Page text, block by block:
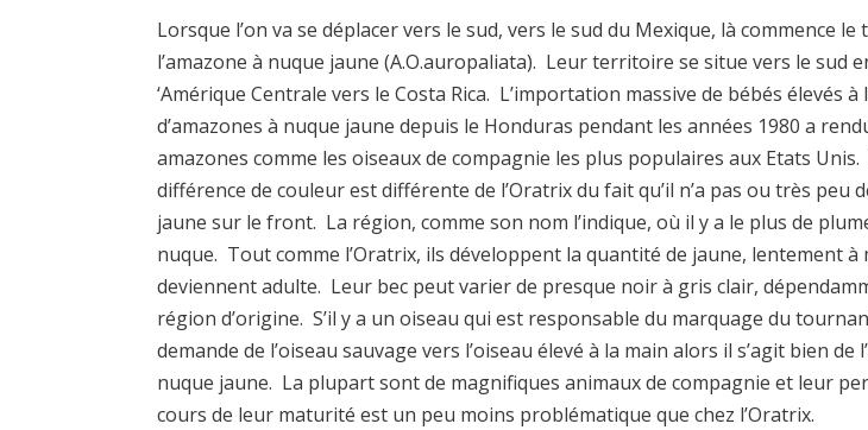
Lorsque l’on va se déplacer vers le sud, vers le sud du Mexique, là commence
l’amazone à nuque jaune (A.O.auropaliata). Leur territoire se situe vers le sud
‘Amérique Centrale vers le Costa Rica. L’importation massive de bébés élevés à
d’amazones à nuque jaune depuis le Honduras pendant les années 1980 a
amazones comme les oiseaux de compagnie les plus populaires aux Etats
différence de couleur est différente de l’Oratrix du fait qu’il n’a pas ou très peu
jaune sur le front. La région, comme son nom l’indique, où il y a le plus de
nuque. Tout comme l’Oratrix, ils développent la quantité de jaune, lentement à
deviennent adulte. Leur bec peut varier de presque noir à gris clair,
région d’origine. S’il y a un oiseau qui est responsable du marquage du
demande de l’oiseau sauvage vers l’oiseau élevé à la main alors il s’agit bien de
nuque jaune. La plupart sont de magnifiques animaux de compagnie et leur
cours de leur maturité est un peu moins problématique que chez l’Oratrix.